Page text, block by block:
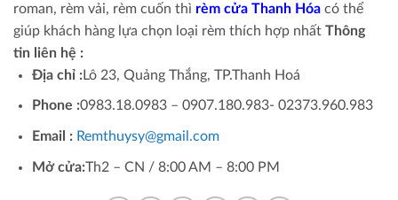
roman, rèm vải, rèm cuốn thì rèm cửa Thanh Hóa có thể
giúp khách hàng lựa chọn loại rèm thích hợp nhất Thông
tin liên hệ :
Địa chỉ :Lô 23, Quảng Thắng, TP.Thanh Hoá
Phone :0983.18.0983 – 0907.180.983- 02373.960.983
Email : Remthuysy@gmail.com
Mở cửa:Th2 – CN / 8:00 AM – 8:00 PM